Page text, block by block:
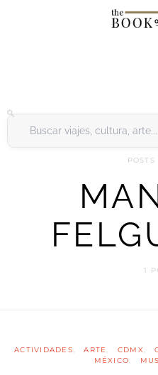
POSTS
1
ACTIVIDADES ARTE CDMX
MÉXICO